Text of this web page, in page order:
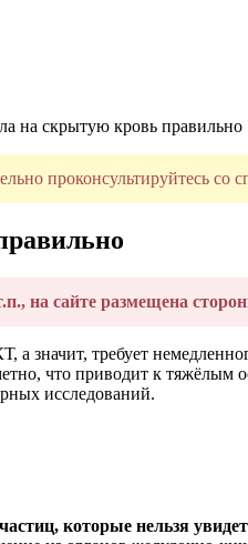
на скрытую кровь правильно
проконсультируйтесь со
на сайте размещена
значит, требует
что приводит к
исследований.
которые нельзя